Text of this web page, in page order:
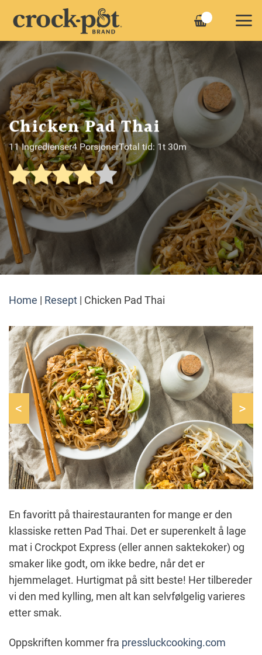
Chicken Pad Thai
11 Ingredienser4 PorsjonerTotal tid: 1t 30m
Home Resept Chicken Pad Thai
< >
En favoritt på thairestauranten for mange er den
klassiske retten Pad Thai. Det er superenkelt å lage
mat i Crockpot Express (eller annen saktekoker) og
smaker like godt, om ikke bedre, når det er
hjemmelaget. Hurtigmat på sitt beste! Her tilbereder
vi den med kylling, men alt kan selvfølgelig varieres
etter smak.
Oppskriften kommer fra pressluckcooking.com